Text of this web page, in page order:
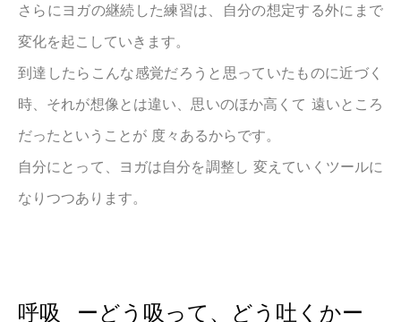
さらにヨガの継続した練習は、自分の想定する外にまで
変化を起こしていきます。
到達したらこんな感覚だろうと思っていたものに近づく
時、それが想像とは違い、思いのほか高くて 遠いところ
だったということが 度々あるからです。
自分にとって、ヨガは自分を調整し 変えていくツールに
なりつつあります。
呼吸 ーどう吸って、どう吐くかー